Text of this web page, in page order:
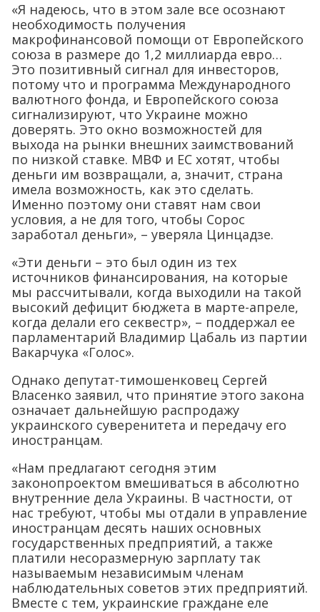
«Я надеюсь, что в этом зале все осознают
необходимость получения
макрофинансовой помощи от Европейского
союза в размере до 1,2 миллиарда евро…
Это позитивный сигнал для инвесторов,
потому что и программа Международного
валютного фонда, и Европейского союза
сигнализируют, что Украине можно
доверять. Это окно возможностей для
выхода на рынки внешних заимствований
по низкой ставке. МВФ и ЕС хотят, чтобы
деньги им возвращали, а, значит, страна
имела возможность, как это сделать.
Именно поэтому они ставят нам свои
условия, а не для того, чтобы Сорос
заработал деньги», – уверяла Цинцадзе.
«Эти деньги – это был один из тех
источников финансирования, на которые
мы рассчитывали, когда выходили на такой
высокий дефицит бюджета в марте-апреле,
когда делали его секвестр», – поддержал ее
парламентарий Владимир Цабаль из партии
Вакарчука «Голос».
Однако депутат-тимошенковец Сергей
Власенко заявил, что принятие этого закона
означает дальнейшую распродажу
украинского суверенитета и передачу его
иностранцам.
«Нам предлагают сегодня этим
законопроектом вмешиваться в абсолютно
внутренние дела Украины. В частности, от
нас требуют, чтобы мы отдали в управление
иностранцам десять наших основных
государственных предприятий, а также
платили несоразмерную зарплату так
называемым независимым членам
наблюдательных советов этих предприятий.
Вместе с тем, украинские граждане еле